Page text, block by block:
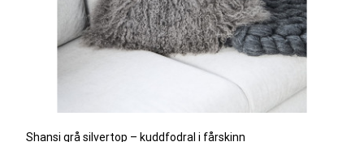
Shansi grå silvertop – kuddfodral i fårskinn